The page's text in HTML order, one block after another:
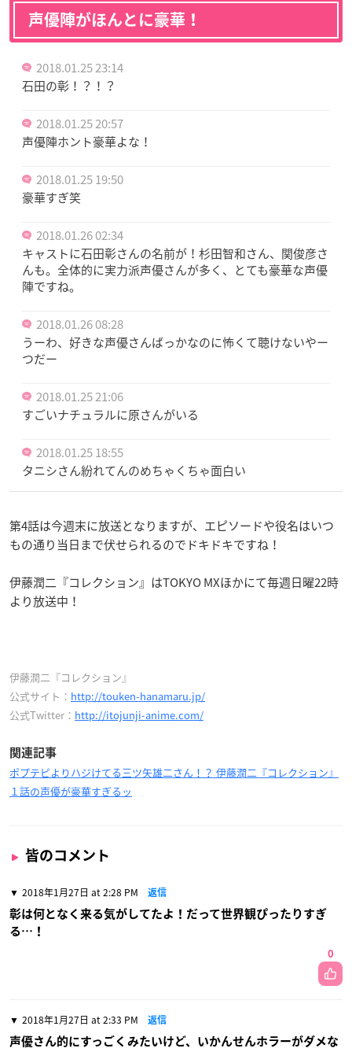
声優陣がほんとに豪華！
2018.01.25 23:14
石田の彰！？！？
2018.01.25 20:57
声優陣ホント豪華よな！
2018.01.25 19:50
豪華すぎ笑
2018.01.26 02:34
キャストに石田彰さんの名前が！杉田智和さん、関俊彦さ
んも。全体的に実力派声優さんが多く、とても豪華な声優
陣ですね。
2018.01.26 08:28
うーわ、好きな声優さんばっかなのに怖くて聴けないやー
つだー
2018.01.25 21:06
すごいナチュラルに原さんがいる
2018.01.25 18:55
タニシさん紛れてんのめちゃくちゃ面白い
第4話は今週末に放送となりますが、エピソードや役名はいつ
もの通り当日まで伏せられるのでドキドキですね！
伊藤潤二『コレクション』はTOKYO MXほかにて毎週日曜22時
より放送中！
伊藤潤二『コレクション』
公式サイト： http://touken-hanamaru.jp/
公式Twitter： http://itojunji-anime.com/
関連記事
ポプテピよりハジけてる三ツ矢雄二さん！？ 伊藤潤二『コレクション』
１話の声優が豪華すぎるッ
皆のコメント
2018年1月27日 at 2:28 PM 返信
彰は何となく来る気がしてたよ！だって世界観ぴったりすぎ
る…！
0
2018年1月27日 at 2:33 PM 返信
声優さん的にすっごくみたいけど、いかんせんホラーがダメな